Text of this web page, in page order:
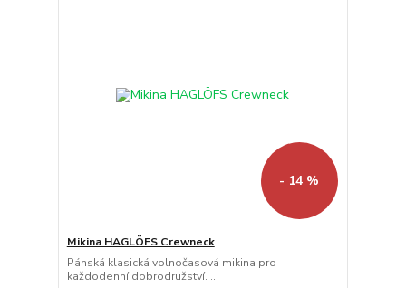
- 14 %
Mikina HAGLÖFS Crewneck
Pánská klasická volnočasová mikina pro
každodenní dobrodružství. ...